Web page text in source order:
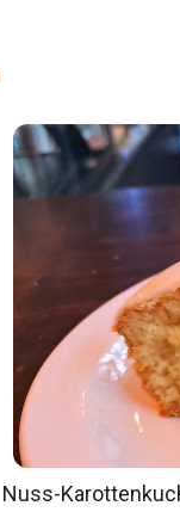
Nuss-